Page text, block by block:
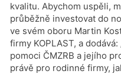
kvalitu. Abychom uspěli,
průběžně investovat do
ve svém oboru Martin
firmy KOPLAST, a
pomoci ČMZRB a jejího
právě pro rodinné firmy,